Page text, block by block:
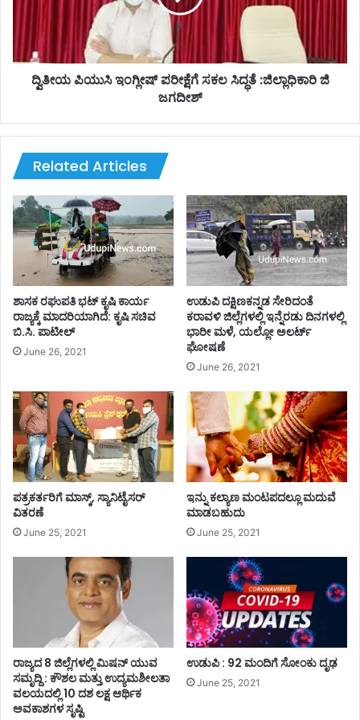
ಸೆ
ಗಾ
ಪ
ರೆ
ಗೆ
ದಾ
ಖ
ಲು
ಯು
ಸಿ
ಇಂ
ಗ್
ಷೆ
ಗೆ
ಸ
ಕ
ಲ
ಧ
ತೆ
:
ಜಿ
ಲ್
ಕಾ
ರಿ
ಜಿ
ಜ
ಗ
ದೀ
ಶ್
ದ್ವಿತೀಯ ಪಿಯುಸಿ ಇಂಗ್ಲೀಷ್ ಪರೀಕ್ಷೆಗೆ ಸಕಲ ಸಿದ್ಧತೆ :ಜಿಲ್ಲಾಧಿಕಾರಿ ಜಿ
ಜಗದೀಶ್
Related Articles
ಶಾಸಕ ರಘುಪತಿ‌ ಭಟ್ ಕೃಷಿ ಕಾರ್ಯ
ರಾಜ್ಯಕ್ಕೆ ಮಾದರಿಯಾಗಿದೆ: ಕೃಷಿ ಸಚಿವ
ಬಿ.ಸಿ. ಪಾಟೀಲ್
June 26, 2021
ಉಡುಪಿ ದಕ್ಷಿಣಕನ್ನಡ ಸೇರಿದಂತೆ
ಕರಾವಳಿ ಜಿಲ್ಲೆಗಳಲ್ಲಿ ಇನ್ನೆರಡು ದಿನಗಳಲ್ಲಿ
ಭಾರೀ ಮಳೆ, ಯಲ್ಲೋ ಅಲರ್ಟ್
ಘೋಷಣೆ
June 26, 2021
ಪತ್ರಕರ್ತರಿಗೆ ಮಾಸ್ಕ್, ಸ್ಯಾನಿಟೈಸರ್
ವಿತರಣೆ
June 25, 2021
ಇನ್ನು ಕಲ್ಯಾಣ ಮಂಟಪದಲ್ಲೂ ಮದುವೆ
ಮಾಡಬಹುದು
June 25, 2021
ರಾಜ್ಯದ 8 ಜಿಲ್ಲೆಗಳಲ್ಲಿ ಮಿಷನ್ ಯುವ
ಸಮೃದ್ದಿ : ಕೌಶಲ ಮತ್ತು ಉದ್ಯಮಶೀಲತಾ
ವಲಯದಲ್ಲಿ 10 ದಶ ಲಕ್ಷ ಆರ್ಥಿಕ
ಅವಕಾಶಗಳ ಸೃಷ್ಟಿ
ಉಡುಪಿ : 92 ಮಂದಿಗೆ ಸೋಂಕು ದೃಢ
June 25, 2021